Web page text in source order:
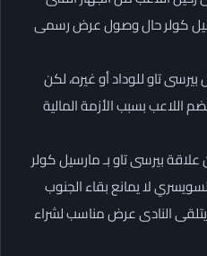
كولر حال وصول عرض رسمى
تاو للوداد أو غيره، لكن
اللاعب بسبب الأزمة المالية
بيرسى تاو بـ مارسيل كولر
لا يمانع بقاء الجنوب
النادى عرض مناسب لشراء